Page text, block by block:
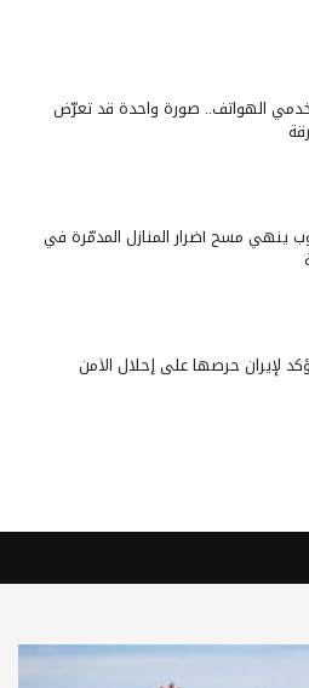
الهواتف.. صورة واحدة قد تعرّض
ينهي مسح أضرار المنازل المدمّرة في
لإيران حرصها على إحلال الأمن